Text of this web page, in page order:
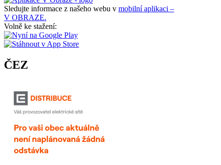
Sledujte informace z našeho webu v mobilní aplikaci –
V OBRAZE.
Volně ke stažení:
ČEZ